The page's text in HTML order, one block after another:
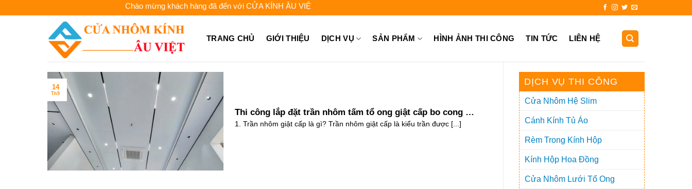
Chào mừng khách hàng đã đến với CỬA KÍNH ÂU VIỆT - Liên hệ để được tư vấn: 0962.744.448 - 0931.725.999
TRANG CHỦ GIỚI THIỆU DỊCH VỤ SẢN PHẨM HÌNH ẢNH THI CÔNG TIN TỨC LIÊN HỆ
Thi công lắp đặt trần nhôm tấm tổ ong giật cấp bo cong và
vuông góc 2025
1. Trần nhôm giật cấp là gì? Trần nhôm giật cấp là kiểu trần được [...]
14
Th9
DỊCH VỤ THI CÔNG
Cửa Nhôm Hệ Slim
Cánh Kính Tủ Áo
Rèm Trong Kính Hộp
Kính Hộp Hoa Đồng
Cửa Nhôm Lưới Tổ Ong